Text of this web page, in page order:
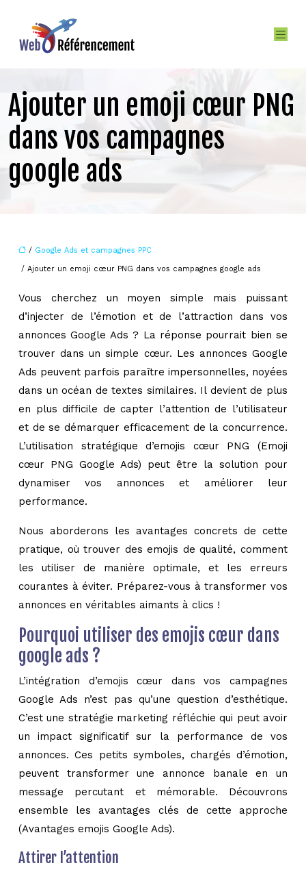
Ajouter un emoji cœur PNG
dans vos campagnes
google ads
/ Google Ads et campagnes PPC
/ Ajouter un emoji cœur PNG dans vos campagnes google ads
Vous cherchez un moyen simple mais puissant
d’injecter de l’émotion et de l’attraction dans vos
annonces Google Ads ? La réponse pourrait bien se
trouver dans un simple cœur. Les annonces Google
Ads peuvent parfois paraître impersonnelles, noyées
dans un océan de textes similaires. Il devient de plus
en plus difficile de capter l’attention de l’utilisateur
et de se démarquer efficacement de la concurrence.
L’utilisation stratégique d’emojis cœur PNG (Emoji
cœur PNG Google Ads) peut être la solution pour
dynamiser vos annonces et améliorer leur
performance.
Nous aborderons les avantages concrets de cette
pratique, où trouver des emojis de qualité, comment
les utiliser de manière optimale, et les erreurs
courantes à éviter. Préparez-vous à transformer vos
annonces en véritables aimants à clics !
Pourquoi utiliser des emojis cœur dans
google ads ?
L’intégration d’emojis cœur dans vos campagnes
Google Ads n’est pas qu’une question d’esthétique.
C’est une stratégie marketing réfléchie qui peut avoir
un impact significatif sur la performance de vos
annonces. Ces petits symboles, chargés d’émotion,
peuvent transformer une annonce banale en un
message percutant et mémorable. Découvrons
ensemble les avantages clés de cette approche
(Avantages emojis Google Ads).
Attirer l’attention